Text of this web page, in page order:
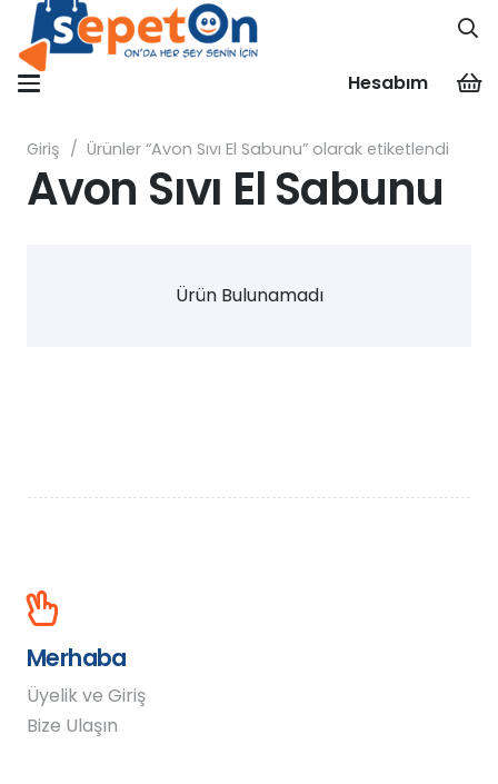
Hesabım
Giriş / Ürünler “Avon Sıvı El Sabunu” olarak etiketlendi
Avon Sıvı El Sabunu
Ürün Bulunamadı
Merhaba
Üyelik ve Giriş
Bize Ulaşın